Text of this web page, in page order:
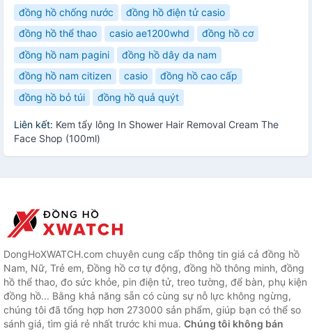
đồng hồ chống nước
đồng hồ điện tử casio
đồng hồ thể thao
casio ae1200whd
đồng hồ cơ
đồng hồ nam pagini
đồng hồ dây da nam
đồng hồ nam citizen
casio
đồng hồ cao cấp
đồng hồ bỏ túi
đồng hồ quả quýt
Liên kết: Kem tẩy lông In Shower Hair Removal Cream The
Face Shop (100ml)
DongHoXWATCH.com chuyên cung cấp thông tin giá cả đồng hồ
Nam, Nữ, Trẻ em, Đồng hồ cơ tự động, đồng hồ thông minh, đồng
hồ thể thao, đo sức khỏe, pin điện tử, treo tường, để bàn, phụ kiện
đồng hồ... Bằng khả năng sẵn có cùng sự nỗ lực không ngừng,
chúng tôi đã tổng hợp hơn 273000 sản phẩm, giúp bạn có thể so
sánh giá, tìm giá rẻ nhất trước khi mua. Chúng tôi không bán